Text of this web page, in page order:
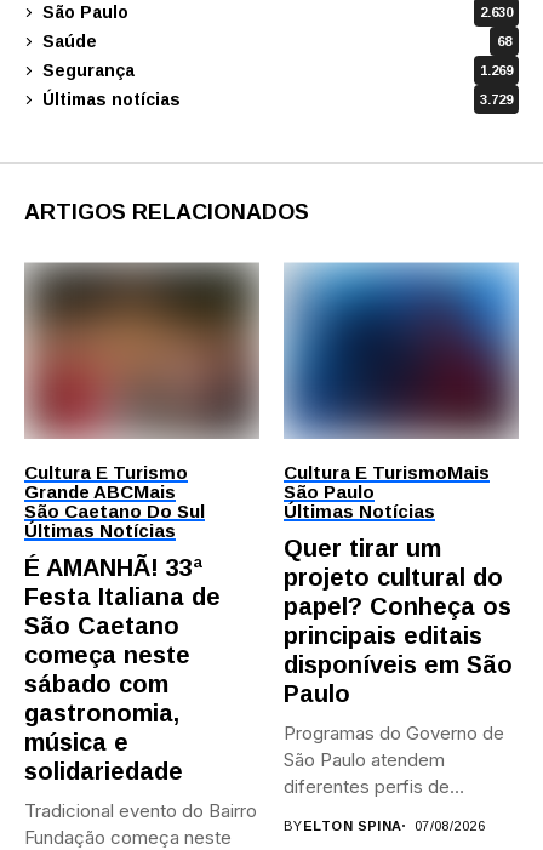
São Paulo 2.630
Saúde 68
Segurança 1.269
Últimas notícias 3.729
ARTIGOS RELACIONADOS
Cultura E Turismo
Grande ABCMais
São Caetano Do Sul
Últimas Notícias
É AMANHÃ! 33ª
Festa Italiana de
São Caetano
começa neste
sábado com
gastronomia,
música e
solidariedade
Tradicional evento do Bairro
Fundação começa neste
Cultura E TurismoMais
São Paulo
Últimas Notícias
Quer tirar um
projeto cultural do
papel? Conheça os
principais editais
disponíveis em São
Paulo
Programas do Governo de
São Paulo atendem
diferentes perfis de
BYELTON SPINA 07/08/2026